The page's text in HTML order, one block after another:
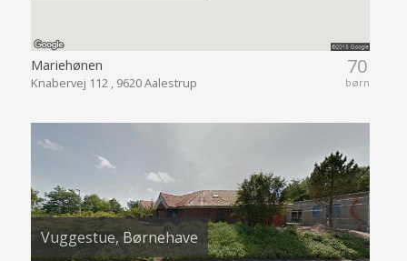
70
børn
Mariehønen
Knabervej 112 , 9620 Aalestrup
Vuggestue, Børnehave